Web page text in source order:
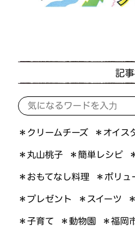
記
＊クリームチーズ ＊オイス
＊丸山桃子 ＊簡単レシピ
＊おもてなし料理 ＊ボリュ
＊プレゼント ＊スイーツ
＊子育て ＊動物園 ＊福岡